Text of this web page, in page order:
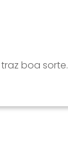
boa sorte.